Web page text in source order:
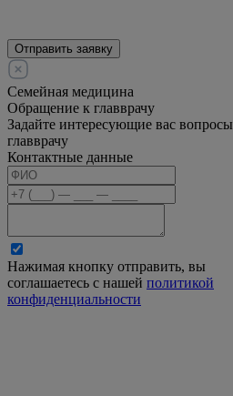
Отправить заявку
Семейная медицина
Обращение к главврачу
Задайте интересующие вас вопросы
главврачу
Контактные данные
Нажимая кнопку отправить, вы
соглашаетесь с нашей политикой
конфиденциальности